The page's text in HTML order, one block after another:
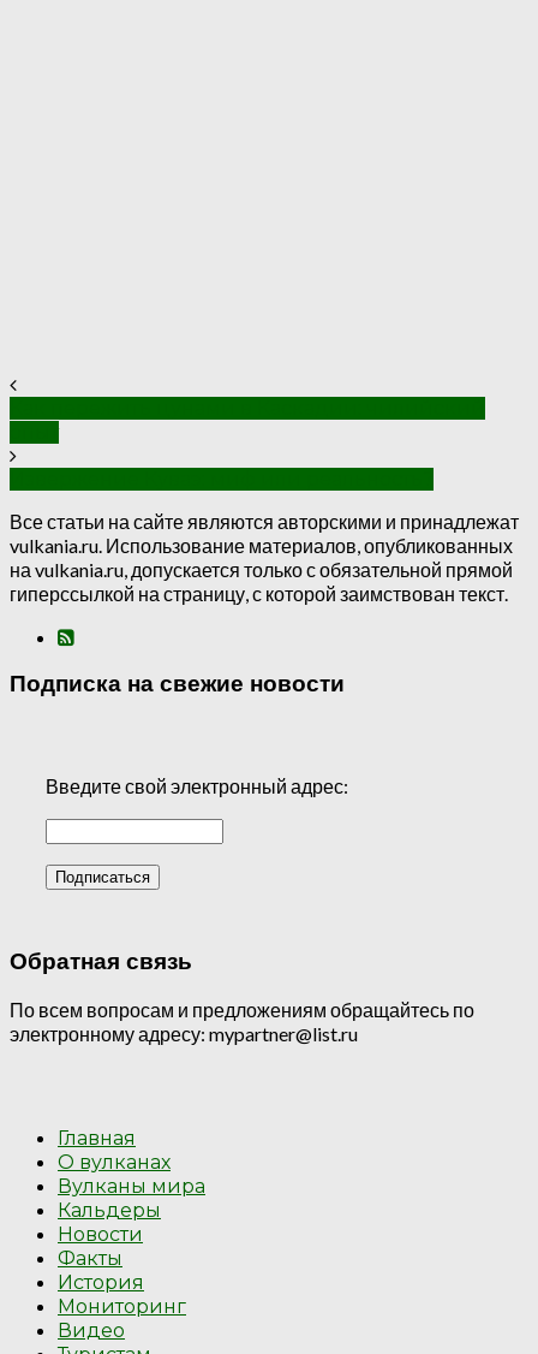
Все статьи на сайте являются авторскими и принадлежат
vulkania.ru. Использование материалов, опубликованных
на vulkania.ru, допускается только с обязательной прямой
гиперссылкой на страницу, с которой заимствован текст.
Подписка на свежие новости
Введите свой электронный адрес:
Обратная связь
По всем вопросам и предложениям обращайтесь по
электронному адресу: mypartner@list.ru
Главная
О вулканах
Вулканы мира
Кальдеры
Новости
Факты
История
Мониторинг
Видео